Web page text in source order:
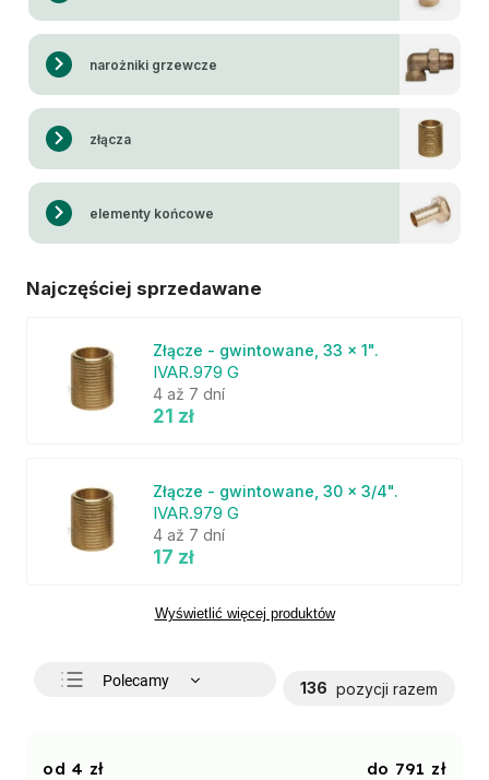
narożniki grzewcze
złącza
elementy końcowe
Najczęściej sprzedawane
Złącze - gwintowane, 33 x 1".
IVAR.979 G
4 až 7 dní
21 zł
Złącze - gwintowane, 30 x 3/4".
IVAR.979 G
4 až 7 dní
17 zł
Wyświetlić więcej produktów
Polecamy
136 pozycji razem
4 zł 791 zł